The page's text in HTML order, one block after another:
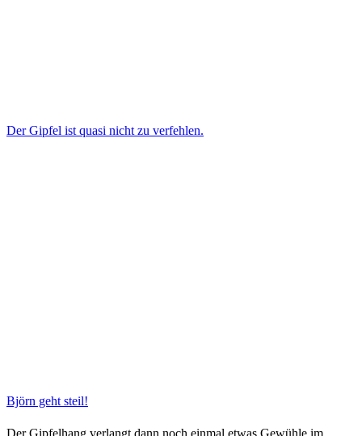
Der Gipfel ist quasi nicht zu verfehlen.
Björn geht steil!